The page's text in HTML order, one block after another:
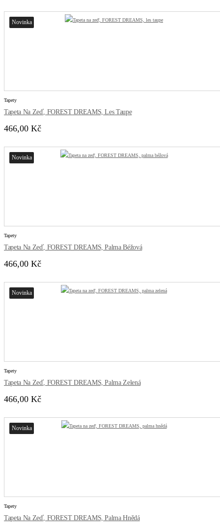
Novinka
Tapety
Tapeta Na Zeď, FOREST DREAMS, Les Taupe
466,00 Kč
Novinka
Tapety
Tapeta Na Zeď, FOREST DREAMS, Palma Béžová
466,00 Kč
Novinka
Tapety
Tapeta Na Zeď, FOREST DREAMS, Palma Zelená
466,00 Kč
Novinka
Tapety
Tapeta Na Zeď, FOREST DREAMS, Palma Hnědá